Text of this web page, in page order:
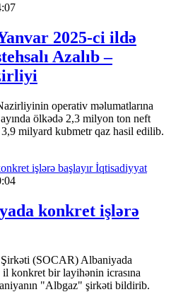
2025-ci ildə
Azalıb –
operativ məlumatlarına
ölkədə 2,3 milyon ton neft
milyard kubmetr qaz hasil edilib.
İqtisadiyyat
konkret işlərə
(SOCAR) Albaniyada
konkret bir layihənin icrasına
"Albgaz" şirkəti bildirib.